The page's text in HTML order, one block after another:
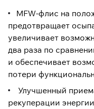
MFW-флис на
предотвращает
увеличивает
два раза по
и обеспечивает
потери
Улучшенный
рекуперации